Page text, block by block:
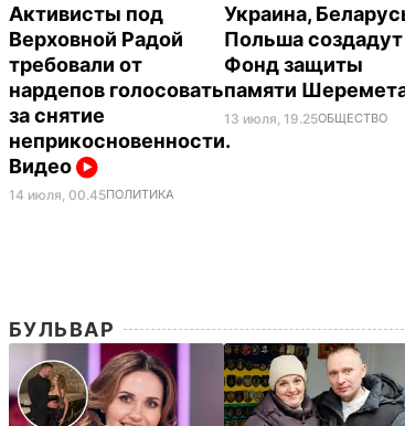
Активисты под
Верховной Радой
требовали от
нардепов голосовать
за снятие
неприкосновенности.
Видео
14 июля, 00.45ПОЛИТИКА
Украина,
Польша создадут
Фонд защиты
памяти
13 июля, 19.25ОБЩЕСТВО
БУЛЬВАР